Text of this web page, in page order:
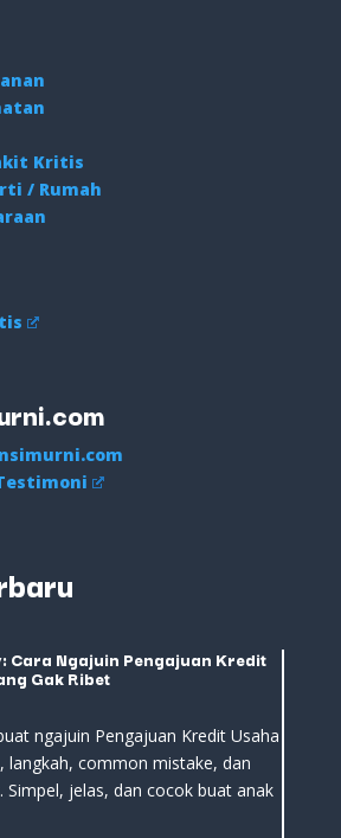
Kritis
/ Rumah
Cara Ngajuin Pengajuan Kredit
Gak Ribet
ngajuin Pengajuan Kredit Usaha
langkah, common mistake, dan
Simpel, jelas, dan cocok buat anak